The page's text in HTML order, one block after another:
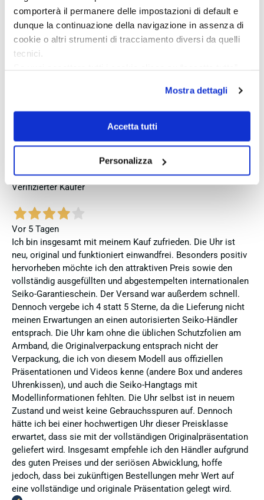
comporterà il permanere delle impostazioni di default e
dunque la continuazione della navigazione in assenza di
cookie o altri strumenti di tracciamento diversi da quelli
tecnici.
Se vuoi saperne di più consulta laprivacy policye la
Mostra dettagli
Accetta tutti
Personalizza
spedizione puntuale, confezione elegante e massima
attenzione al cliente. Consiglio vivamente questo venditore a
chi cerca professionalità, affidabilità e prodotti di altissimo
livello. Sono pienamente soddisfatta del mio acquisto e non
esiterei a comprare di nuovo.
Zum dritten mal dort von Fope Schmuck gekauft. Super
Service, tolle Preise! Ich kann Fabio Ferro ohne Bedenken
weiterempfehlen. Einfach TOPP!!
Verifizierter Käufer
Vor 5 Tagen
Ich bin insgesamt mit meinem Kauf zufrieden. Die Uhr ist
neu, original und funktioniert einwandfrei. Besonders positiv
hervorheben möchte ich den attraktiven Preis sowie den
vollständig ausgefüllten und abgestempelten internationalen
Seiko-Garantieschein. Der Versand war außerdem schnell.
Dennoch vergebe ich 4 statt 5 Sterne, da die Lieferung nicht
meinen Erwartungen an einen autorisierten Seiko-Händler
entsprach. Die Uhr kam ohne die üblichen Schutzfolien am
Armband, die Originalverpackung entsprach nicht der
Verpackung, die ich von diesem Modell aus offiziellen
Präsentationen und Videos kenne (andere Box und anderes
Uhrenkissen), und auch die Seiko-Hangtags mit
Modellinformationen fehlten. Die Uhr selbst ist in neuem
Zustand und weist keine Gebrauchsspuren auf. Dennoch
hätte ich bei einer hochwertigen Uhr dieser Preisklasse
erwartet, dass sie mit der vollständigen Originalpräsentation
geliefert wird. Insgesamt empfehle ich den Händler aufgrund
des guten Preises und der seriösen Abwicklung, hoffe
jedoch, dass bei zukünftigen Bestellungen mehr Wert auf
eine vollständige und originale Präsentation gelegt wird.